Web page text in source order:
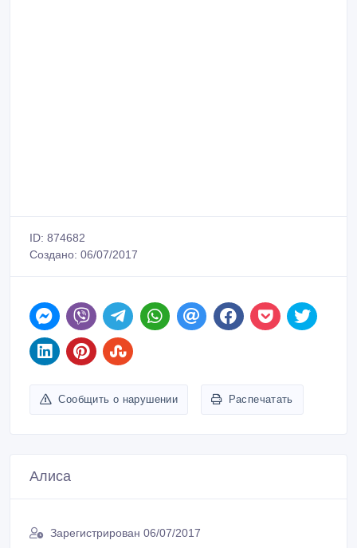
ID: 874682
Создано: 06/07/2017
Сообщить о нарушении Распечатать
Алиса
Зарегистрирован 06/07/2017